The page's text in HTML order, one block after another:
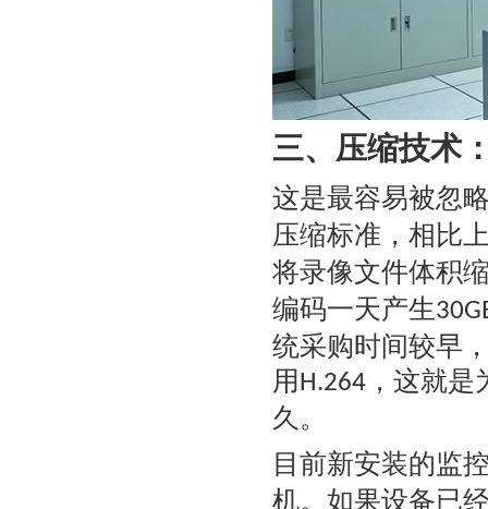
三、压缩技术
这是最容易被忽
压缩标准，相比
将录像文件体积
编码一天产生
统采购时间较早
用 H.264 ，这就
久。
目前新安装的监
机。如果设备已